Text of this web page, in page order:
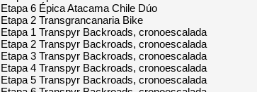
Etapa 6 Épica Atacama Chile Dúo
Etapa 2 Transgrancanaria Bike
Etapa 1 Transpyr Backroads, cronoescalada
Etapa 2 Transpyr Backroads, cronoescalada
Etapa 3 Transpyr Backroads, cronoescalada
Etapa 4 Transpyr Backroads, cronoescalada
Etapa 5 Transpyr Backroads, cronoescalada